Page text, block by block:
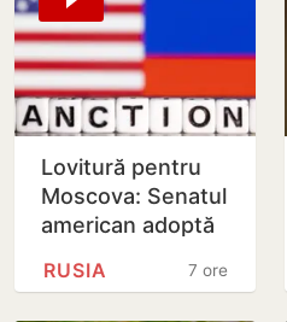
Lovitură pentru
Moscova: Senatul
american adoptă
împotriva Rusiei7 ore
RUSIA